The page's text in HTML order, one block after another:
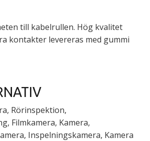
till kabelrullen. Hög kvalitet
kontakter levereras med gummi
Rörinspektion,
Filmkamera, Kamera,
Inspelningskamera, Kamera